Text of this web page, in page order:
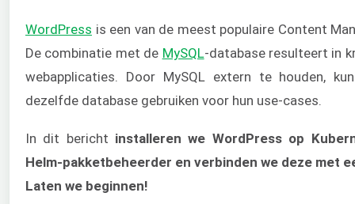
WordPress is een van de meest populaire Content
De combinatie met de MySQL-database resulteert in
webapplicaties. Door MySQL extern te houden,
dezelfde database gebruiken voor hun use-cases.
In dit bericht installeren we WordPress op
Helm-pakketbeheerder en verbinden we deze met
Laten we beginnen!